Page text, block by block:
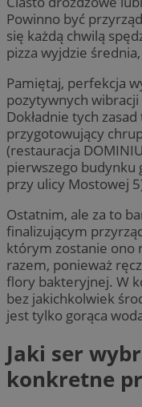
Powinno być
się każdą chwilą
pizza wyjdzie
Pamiętaj, perfekcja
pozytywnych
Dokładnie tych
przygotowujący
(restauracja
pierwszego budynku
przy ulicy Mostowej
Ostatnim, ale za to
finalizującym
którym zostanie ono
razem, ponieważ
flory bakteryjnej. W
bez jakichkolwiek
jest tylko gorąca
Jaki ser
konkretne